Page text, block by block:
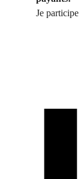
Je participe